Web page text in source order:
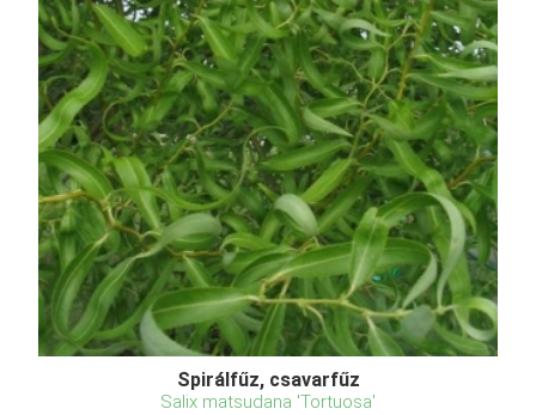
Spirálfűz, csavarfűz
Salix matsudana 'Tortuosa'